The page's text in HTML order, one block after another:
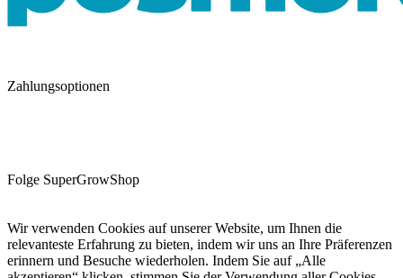
Zahlungsoptionen
Folge SuperGrowShop
Wir verwenden Cookies auf unserer Website, um Ihnen die
relevanteste Erfahrung zu bieten, indem wir uns an Ihre Präferenzen
erinnern und Besuche wiederholen. Indem Sie auf „Alle